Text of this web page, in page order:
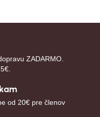
ZADARMO.
od 20€ pre členov